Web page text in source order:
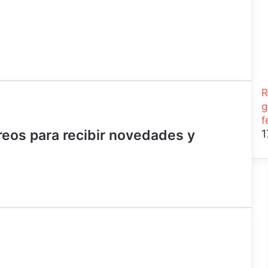
para recibir novedades y